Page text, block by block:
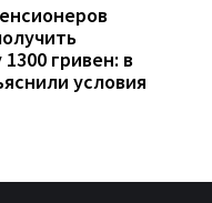
гривен: в
условия